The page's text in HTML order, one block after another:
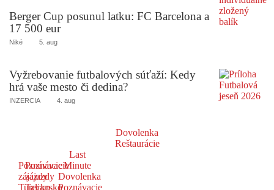
Berger Cup posunul latku: FC Barcelona a
17 500 eur
Niké 5. aug
Vyžrebovanie futbalových súťaží: Kedy
hrá vaše mesto či dedina?
INZERCIA 4. aug
Dovolenka
Reštaurácie
Poznávacie
zájazdy
Turecko
Poznávacie
zájazdy
Taliansko
Last
Minute
Dovolenka
Poznávacie